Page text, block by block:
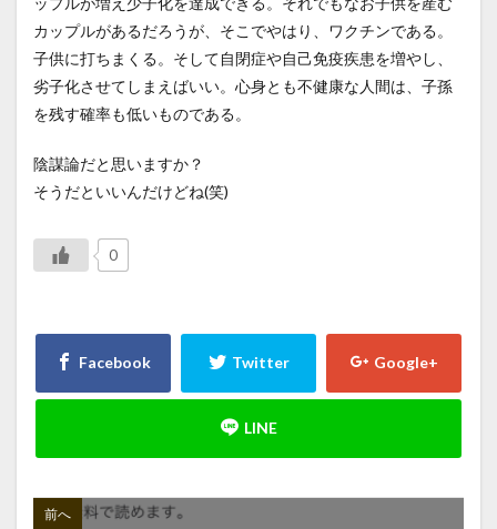
カップルがあるだろうが、そこでやはり、ワクチンである。
子供に打ちまくる。そして自閉症や自己免疫疾患を増やし、
劣子化させてしまえばいい。心身とも不健康な人間は、子孫
を残す確率も低いものである。
陰謀論だと思いますか？
そうだといいんだけどね(笑)
0
前へ